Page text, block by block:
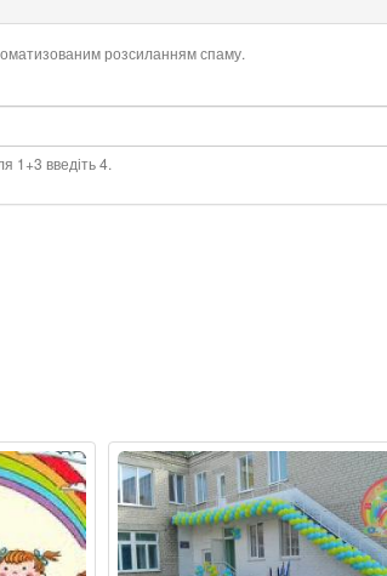
розсиланням спаму.
1+3 введіть 4.